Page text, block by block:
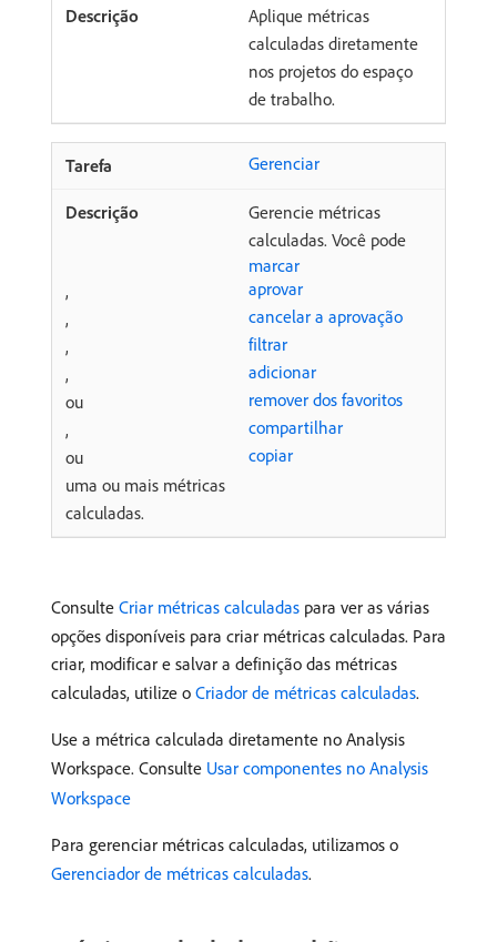
Aplique métricas
calculadas diretamente
nos projetos do espaço
de trabalho.
Gerenciar
Gerencie métricas
calculadas. Você pode
marcar
,
aprovar
,
cancelar a aprovação
,
filtrar
,
adicionar
ou
remover dos favoritos
,
compartilhar
ou
copiar
uma ou mais métricas
calculadas.
Consulte Criar métricas calculadas para ver as várias
opções disponíveis para criar métricas calculadas. Para
criar, modificar e salvar a definição das métricas
calculadas, utilize o Criador de métricas calculadas.
Use a métrica calculada diretamente no Analysis
Workspace. Consulte Usar componentes no Analysis
Workspace
Para gerenciar métricas calculadas, utilizamos o
Gerenciador de métricas calculadas.